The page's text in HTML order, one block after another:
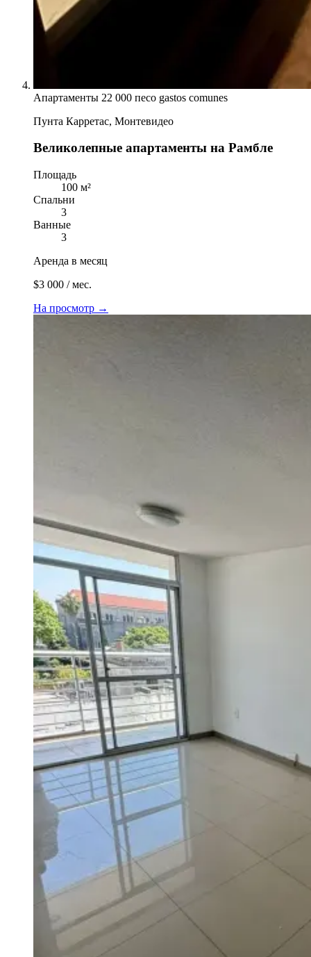
Апартаменты 22 000 песо gastos comunes
Пунта Карретас, Монтевидео
Великолепные апартаменты на Рамбле
Площадь
100 м²
Спальни
3
Ванные
3
Аренда в месяц
$3 000 / мес.
На просмотр →